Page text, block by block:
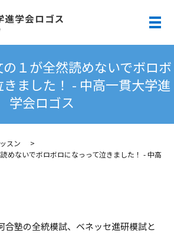
メ
１が全然読めないでボロボ
ました！ - 中高一貫大学進
学会ロゴス
スン
めないでボロボロになっって泣きました！ - 中高
合塾の全統模試、ベネッセ進研模試と